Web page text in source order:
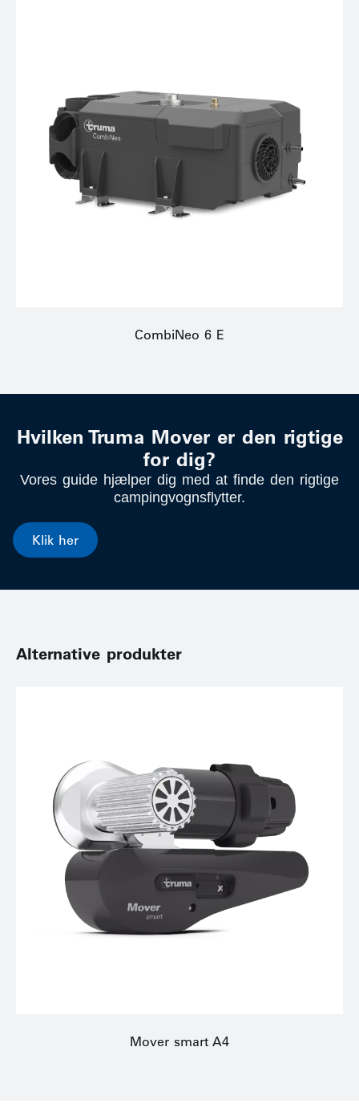
CombiNeo 6 E
Hvilken Truma Mover er den rigtige
for dig?
Vores guide hjælper dig med at finde den rigtige
campingvognsflytter.
Klik her
Alternative produkter
Mover smart A4